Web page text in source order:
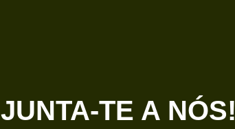
JUNTA-TE A NÓS!